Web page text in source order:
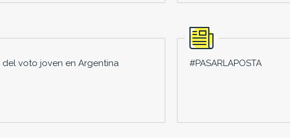
del voto joven en Argentina #PASARLAPOSTA